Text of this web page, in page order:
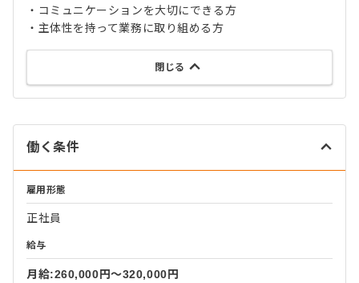
・コミュニケーションを大切にできる方
・主体性を持って業務に取り組める方
閉じる
働く条件
雇用形態
正社員
給与
月給:260,000円〜320,000円